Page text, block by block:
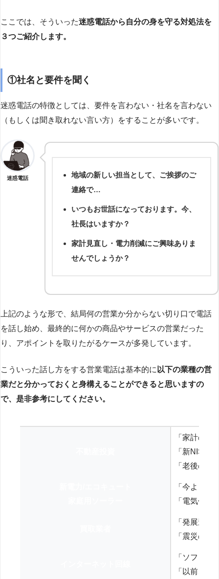
ここでは、そういった迷惑電話から自分の身を守る対処法を
３つご紹介します。
①社名と要件を聞く
迷惑電話の特徴としては、要件を言わない・社名を言わない
（もしくは聞き取れない言い方）をすることが多いです。
迷惑電話
地域の新しい担当として、ご挨拶のご
連絡で…
いつもお世話になっております。今、
社長はいますか？
家計見直し・電力削減にご興味ありま
せんでしょうか？
上記のような形で、結局何の営業か分からない切り口で電話
を話し始め、最終的に何かの商品やサービスの営業だった
り、アポイントを取りたがるケースが多発しています。
こういった話し方をする営業電話は基本的に 以下の業種の営
業だと分かっておくと身構えることができると思いますの
で、是非参考にしてください。
「家計の見
「新NISA
「老後の
「今より
「電気代を
「発展途
「震災の
「ソフト
「以前、